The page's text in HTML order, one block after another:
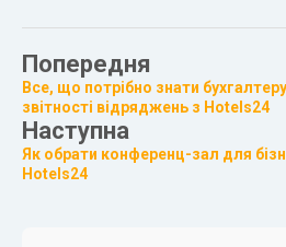
Попередня
Все, що потрібно знати
звітності відряджень з Hotels24
Наступна
Як обрати конференц-зал для
Hotels24